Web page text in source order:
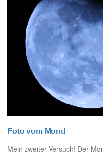
Foto vom Mond
Mein zweiter Versuch! Der